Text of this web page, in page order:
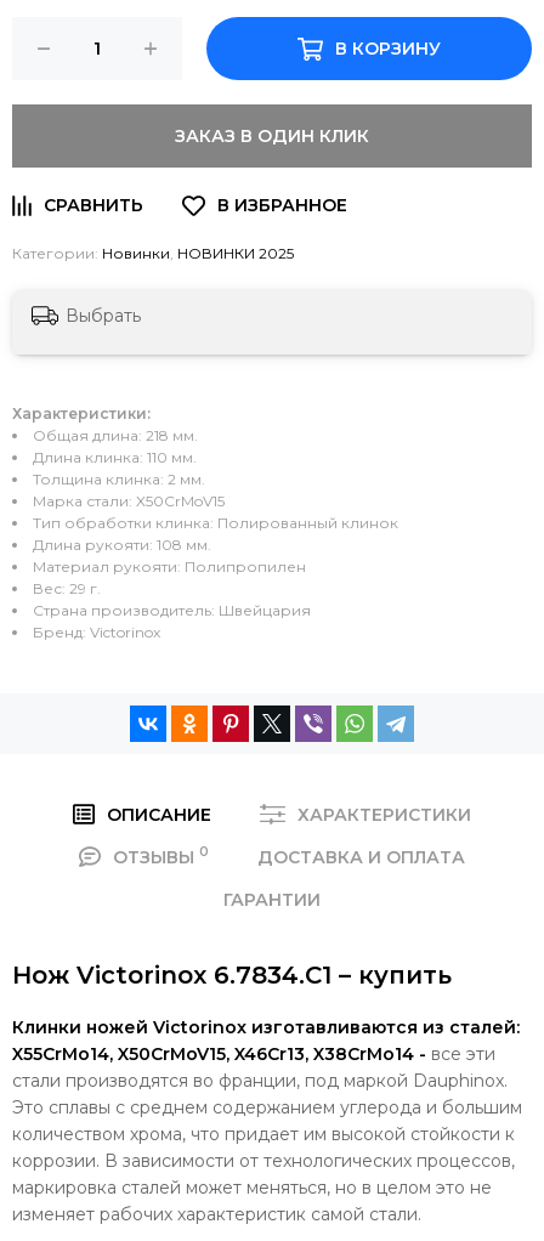
В КОРЗИНУ
ЗАКАЗ В ОДИН КЛИК
Категории: Новинки, НОВИНКИ 2025
Выбрать
Характеристики:
Общая длина: 218 мм.
Длина клинка: 110 мм.
Толщина клинка: 2 мм.
Марка стали: X50CrMoV15
Тип обработки клинка: Полированный клинок
Длина рукояти: 108 мм.
Материал рукояти: Полипропилен
Вес: 29 г.
Страна производитель: Швейцария
Бренд: Victorinox
ОПИСАНИЕ
ХАРАКТЕРИСТИКИ
ОТЗЫВЫ 0
ДОСТАВКА И ОПЛАТА
ГАРАНТИИ
Нож Victorinox 6.7834.C1 – купить
Клинки ножей Victorinox изготавливаются из сталей:
X55CrMo14, X50CrMoV15, X46Cr13, X38CrMo14 - все эти
стали производятся во франции, под маркой Dauphinox.
Это сплавы с среднем содержанием углерода и большим
количеством хрома, что придает им высокой стойкости к
коррозии. В зависимости от технологических процессов,
маркировка сталей может меняться, но в целом это не
изменяет рабочих характеристик самой стали.